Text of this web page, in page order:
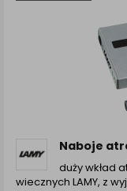
Naboje
duży wkład
wiecznych LAMY, z